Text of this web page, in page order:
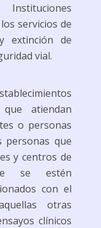
servicios de
extinción de
vial.
atiendan
o personas
personas que
y centros de
se estén
con el
otras
clínicos